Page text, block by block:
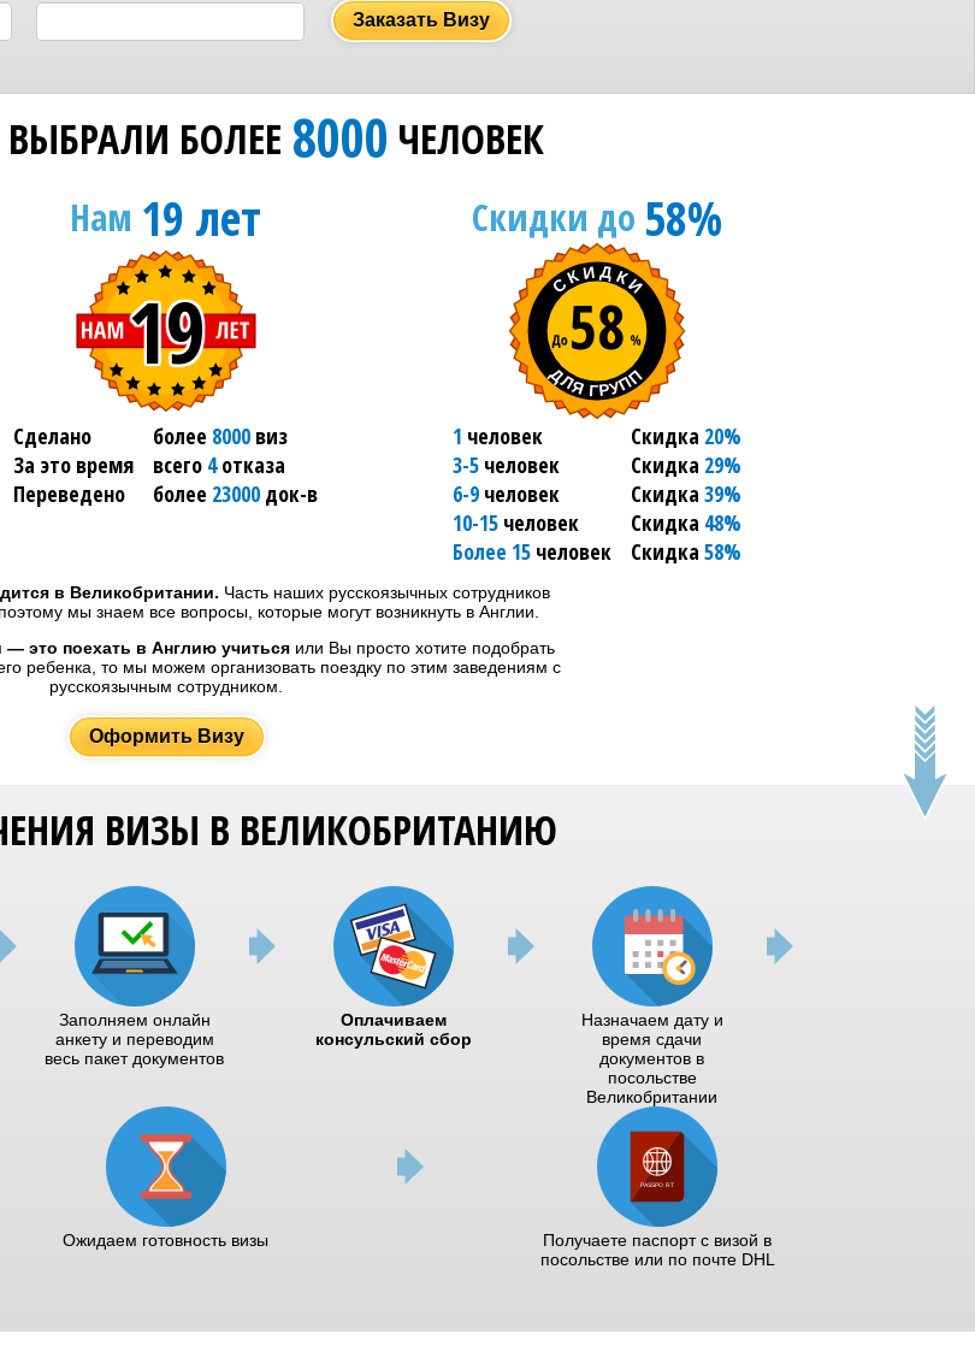
Заказать Визу
БОЛЕЕ 8000 ЧЕЛОВЕК
Нам 19 лет
19
Сделано более 8000 виз
За это время
всего 4отказа
Переведено
более 23000 док-в
Скидки до 58%
58
1 человек Скидка 20%
3-5 человек Скидка 29%
6-9 человек Скидка39%
10-15 человек Скидка 48%
Более 15 человек Скидка58%
в Великобритании. Часть наших русскоязычных сотрудников
мы знаем все вопросы, которые могут возникнуть в Англии.
это поехать в Англию учитьсяили Вы просто хотите подобрать
ребенка, то мы можем организовать поездку по этим заведениям с
русскоязычным сотрудником.
Оформить Визу
ВИЗЫ В ВЕЛИКОБРИТАНИЮ
Заполняем онлайн
анкету и переводим
весь пакет документов
Оплачиваем
консульский сбор
Назначаем дату и
время сдачи
документов в
посольстве
Великобритании
Ожидаем готовность визы
Получаете паспорт с визой в
посольстве или по почте DHL